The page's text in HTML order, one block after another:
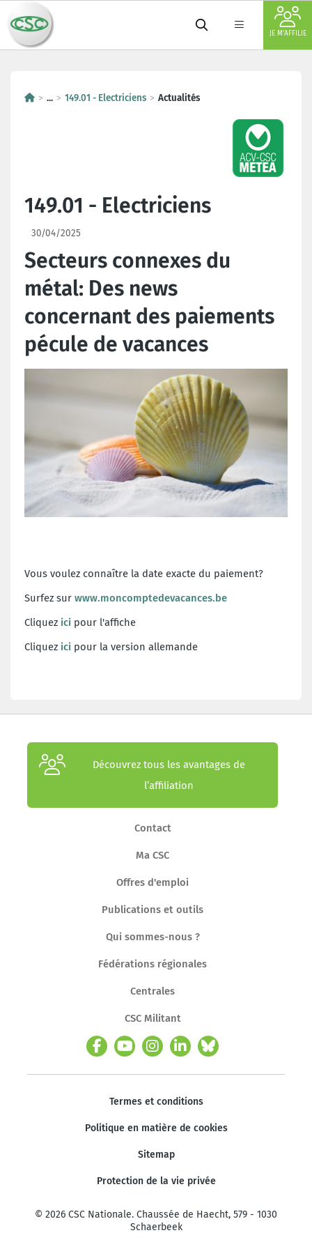
JE M'AFFILIE
... 149.01 - Electriciens Actualités
149.01 - Electriciens
30/04/2025
Secteurs connexes du
métal: Des news
concernant des paiements
pécule de vacances
Vous voulez connaître la date exacte du paiement?
Surfez sur www.moncomptedevacances.be
Cliquez ici pour l'affiche
Cliquez ici pour la version allemande
Découvrez tous les avantages de
l’affiliation
Contact
Ma CSC
Offres d'emploi
Publications et outils
Qui sommes-nous ?
Fédérations régionales
Centrales
CSC Militant
Termes et conditions
Politique en matière de cookies
Sitemap
Protection de la vie privée
© 2026 CSC Nationale. Chaussée de Haecht, 579 - 1030
Schaerbeek